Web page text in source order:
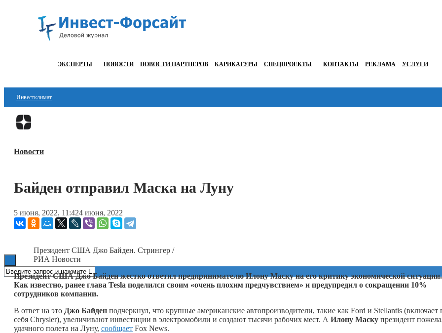
ЭКСПЕРТЫ НОВОСТИ НОВОСТИ ПАРТНЕРОВ КАРИКАТУРЫ СПЕЦПРОЕКТЫ КОНТАКТЫ РЕКЛАМА УСЛУГИ
Инвестклимат
Финансы
Блокчейн
Технологии
ESG
Новости
Байден отправил Маска на Луну
5 июня, 2022, 11:424 июня, 2022
Президент США Джо Байден. Стрингер /
РИА Новости
Президент США Джо Байден жестко ответил предпринимателю Илону Маску на его критику экономической ситуации.
Как известно, ранее глава Tesla поделился своим «очень плохим предчувствием» и предупредил о сокращении 10%
сотрудников компании.
В ответ на это Джо Байден подчеркнул, что крупные американские автопроизводители, такие как Ford и Stellantis (включает
себя Chrysler), увеличивают инвестиции в электромобили и создают тысячи рабочих мест. А Илону Маску президент
удачного полета на Луну, сообщает Fox News.